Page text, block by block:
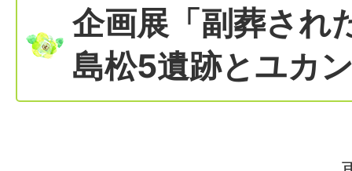
企画展「副葬され
島松5遺跡とユカ